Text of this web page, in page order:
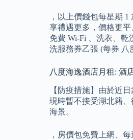
，以上價錢包每星期
享禮遇更多，價格更
免費 Wi-Fi 、洗衣、乾
洗服務券乙張 (每券 八
八度海逸酒店月租: 酒
【防疫措施】由於近
現時暫不接受湖北籍、
海景。
，房價包免費上網、